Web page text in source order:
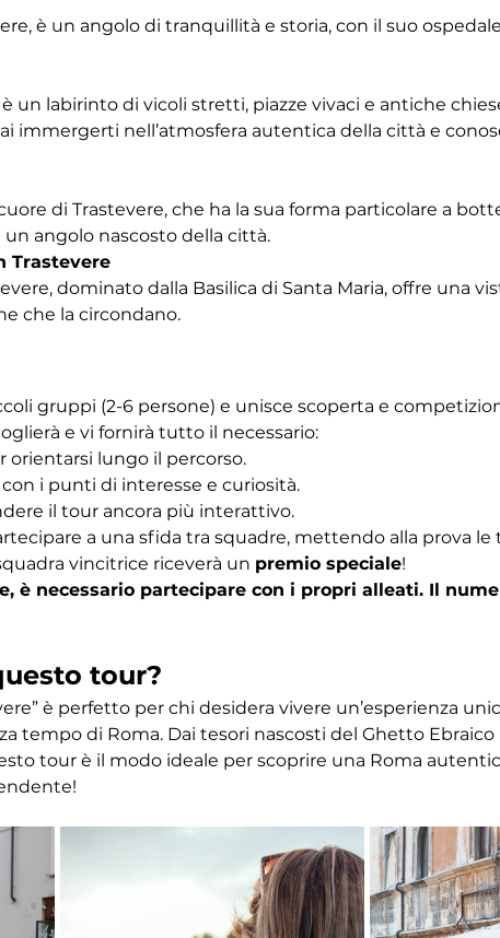
è un angolo di tranquillità e storia, con il suo
un labirinto di vicoli stretti, piazze vivaci e antiche
immergerti nell’atmosfera autentica della città e
di Trastevere, che ha la sua forma particolare a
angolo nascosto della città.
Trastevere
dominato dalla Basilica di Santa Maria, offre una
che la circondano.
gruppi (2-6 persone) e unisce scoperta e
e vi fornirà tutto il necessario:
orientarsi lungo il percorso.
con i punti di interesse e curiosità.
il tour ancora più interattivo.
a una sfida tra squadre, mettendo alla prova le
vincitrice riceverà un premio speciale!
è necessario partecipare con i propri alleati. Il
tour?
è perfetto per chi desidera vivere un’esperienza
tempo di Roma. Dai tesori nascosti del Ghetto
tour è il modo ideale per scoprire una Roma